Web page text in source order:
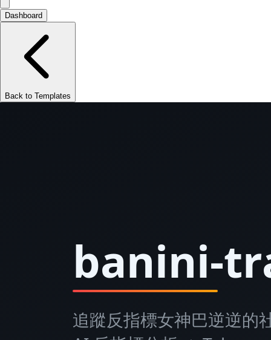
Dashboard
Back to Templates